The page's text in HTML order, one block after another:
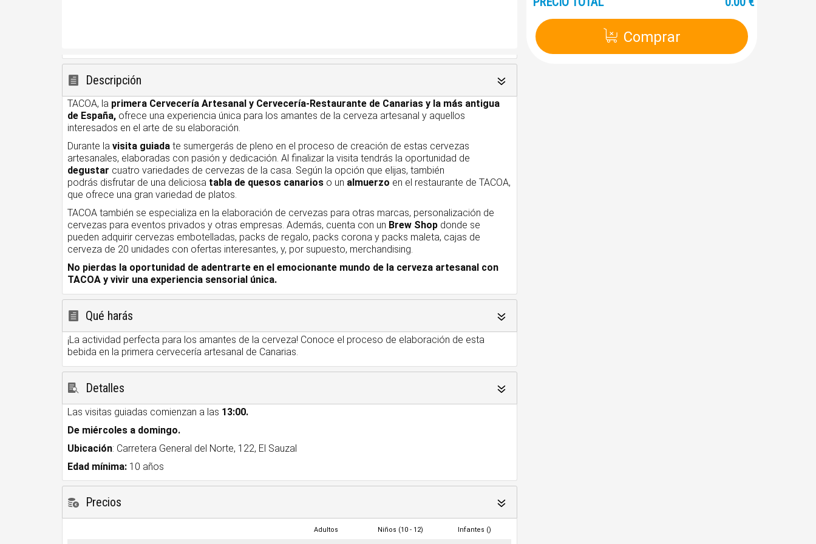
Descripción
TACOA, la primera Cervecería Artesanal y Cervecería-Restaurante de Canarias y la más antigua
de España, ofrece una experiencia única para los amantes de la cerveza artesanal y aquellos
interesados en el arte de su elaboración.
Durante lavisita guiadate sumergerás de pleno en el proceso de creación de estas cervezas
artesanales, elaboradas con pasión y dedicación. Al finalizar la visita tendrás la oportunidad de
degustar cuatro variedades de cervezas de la casa. Según la opción que elijas, también
podrás disfrutar de una deliciosa tabla de quesos canarios o un almuerzo en el restaurante de TACOA,
que ofrece una gran variedad de platos.
TACOA también se especializa en la elaboración de cervezas para otras marcas, personalización de
cervezas para eventos privados y otras empresas. Además, cuenta con un Brew Shop donde se
pueden adquirir cervezas embotelladas, packs de regalo, packs corona y packs maleta, cajas de
cerveza de 20 unidades con ofertas interesantes, y, por supuesto, merchandising.
No pierdas la oportunidad de adentrarte en el emocionante mundo de la cerveza artesanal con
TACOA y vivir una experiencia sensorial única.
Qué harás
¡La actividad perfecta para los amantes de la cerveza! Conoce el proceso de elaboración de esta
bebida en la primera cervecería artesanal de Canarias.
Detalles
Las visitas guiadas comienzan a las 13:00.
De miércoles a domingo.
Ubicación: Carretera General del Norte, 122, El Sauzal
Edad mínima: 10 años
Precios
Adultos Niños (10 - 12) Infantes ()
Comprar